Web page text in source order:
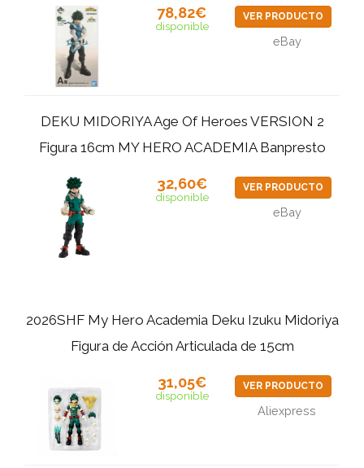
78,82€
disponible
VER PRODUCTO
eBay
DEKU MIDORIYA Age Of Heroes VERSION 2
Figura 16cm MY HERO ACADEMIA Banpresto
32,60€
disponible
VER PRODUCTO
eBay
2026SHF My Hero Academia Deku Izuku Midoriya
Figura de Acción Articulada de 15cm
31,05€
disponible
VER PRODUCTO
Aliexpress